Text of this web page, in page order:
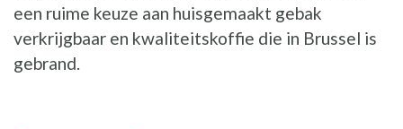
een ruime keuze aan huisgemaakt gebak
verkrijgbaar en kwaliteitskoffie die in Brussel is
gebrand.